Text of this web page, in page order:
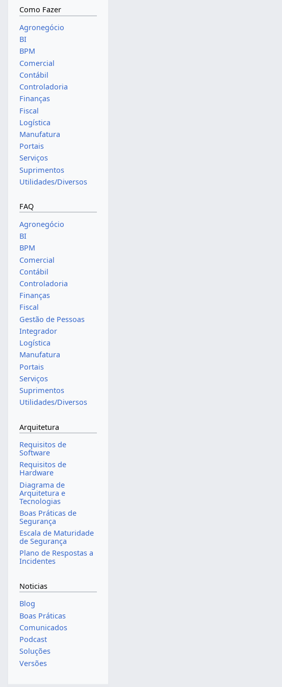
Como Fazer
Agronegócio
BI
BPM
Comercial
Contábil
Controladoria
Finanças
Fiscal
Logística
Manufatura
Portais
Serviços
Suprimentos
Utilidades/Diversos
FAQ
Agronegócio
BI
BPM
Comercial
Contábil
Controladoria
Finanças
Fiscal
Gestão de Pessoas
Integrador
Logística
Manufatura
Portais
Serviços
Suprimentos
Utilidades/Diversos
Arquitetura
Requisitos de
Software
Requisitos de
Hardware
Diagrama de
Arquitetura e
Tecnologias
Boas Práticas de
Segurança
Escala de Maturidade
de Segurança
Plano de Respostas a
Incidentes
Noticias
Blog
Boas Práticas
Comunicados
Podcast
Soluções
Versões